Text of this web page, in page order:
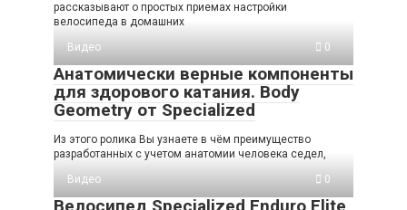
рассказывают о простых приемах настройки
велосипеда в домашних
Видео
0
Анатомически верные компоненты
для здорового катания. Body
Geometry от Specialized
Из этого ролика Вы узнаете в чём преимущество
разработанных с учетом анатомии человека седел,
Видео
0